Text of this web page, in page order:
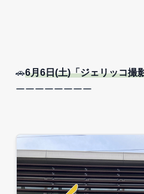
🚗6月6日(土)「ジェリッコ撮
ーーーーーーーー